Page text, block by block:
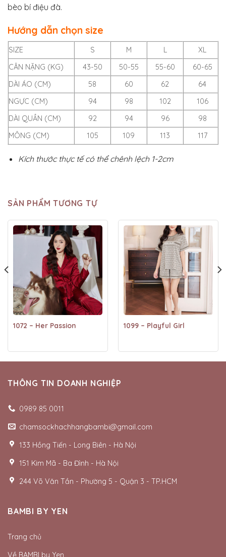
bèo bí điệu đà.
Hướng dẫn chọn size
SIZE S M L
XL
CÂN NẶNG (KG)
43-50 50-55 55-60
60-65
DÀI ÁO (CM)
58 60 62
64
NGỰC (CM)
94 98 102
106
DÀI QUẦN (CM)
92 94 96
98
MÔNG (CM)
105 109 113 117
Kích thước thực tế có thể chênh lệch 1-2cm
SẢN PHẨM TƯƠNG TỰ
1072 – Her Passion 1099 – Playful Girl
THÔNG TIN DOANH NGHIỆP
0989 85 0011
chamsockhachhangbambi@gmail.com
133 Hồng Tiến - Long Biên - Hà Nội
151 Kim Mã - Ba Đình - Hà Nội
244 Võ Văn Tần - Phường 5 - Quận 3 - TP.HCM
BAMBI BY YEN
Trang chủ
Về BAMBI by Yen